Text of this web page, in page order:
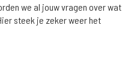
we al jouw vragen over wat
steek je zeker weer het